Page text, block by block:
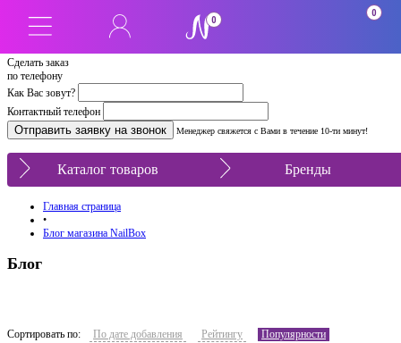
Сделать заказ
по телефону
Как Вас зовут?
Контактный телефон
Менеджер свяжется с Вами в течение 10-ти минут!
0
0
Каталог товаров Бренды
Главная страница
•
Блог магазина NailBox
Блог
Сортировать по: По дате добавления Рейтингу Популярности